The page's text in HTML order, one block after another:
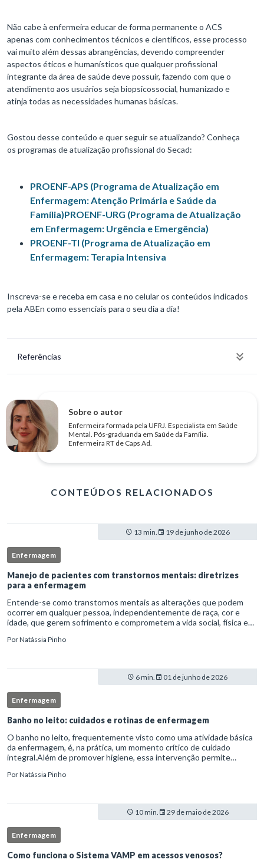
Não cabe à enfermeira educar de forma permanente o ACS
apenas com conhecimentos técnicos e científicos, esse processo
vai muito além dessas abrangências, devendo compreender
aspectos éticos e humanísticos que qualquer profissional
integrante da área de saúde deve possuir, fazendo com que o
atendimento aos usuários seja biopsicossocial, humanizado e
atinja todas as necessidades humanas básicas.
Gostou desse conteúdo e quer seguir se atualizando? Conheça
os programas de atualização profissional do Secad:
PROENF-APS (Programa de Atualização em
Enfermagem: Atenção Primária e Saúde da
Família)PROENF-URG (Programa de Atualização
em Enfermagem: Urgência e Emergência)
PROENF-TI (Programa de Atualização em
Enfermagem: Terapia Intensiva
Inscreva-se e receba em casa e no celular os conteúdos indicados
pela ABEn como essenciais para o seu dia a dia!
Referências
Sobre o autor
Enfermeira formada pela UFRJ. Especialista em Saúde
Mental. Pós-graduanda em Saúde da Família.
Enfermeira RT de Caps Ad.
CONTEÚDOS RELACIONADOS
13 min. 19 de junho de 2026
Enfermagem
Manejo de pacientes com transtornos mentais: diretrizes
para a enfermagem
Entende-se como transtornos mentais as alterações que podem
ocorrer em qualquer pessoa, independentemente de raça, cor e
idade, que gerem sofrimento e comprometem a vida social, física e
PorNatássia Pinho
6 min. 01 de junho de 2026
Enfermagem
Banho no leito: cuidados e rotinas de enfermagem
O banho no leito, frequentemente visto como uma atividade básica
da enfermagem, é, na prática, um momento crítico de cuidado
integral.Além de promover higiene, essa intervenção permite
PorNatássia Pinho
10 min. 29 de maio de 2026
Enfermagem
Como funciona o Sistema VAMP em acessos venosos?